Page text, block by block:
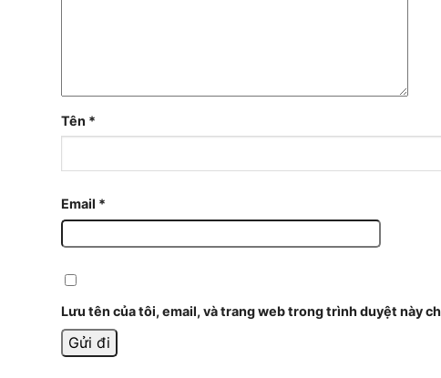
Tên *
Email *
Lưu tên của tôi, email, và trang web trong trình duyệt này